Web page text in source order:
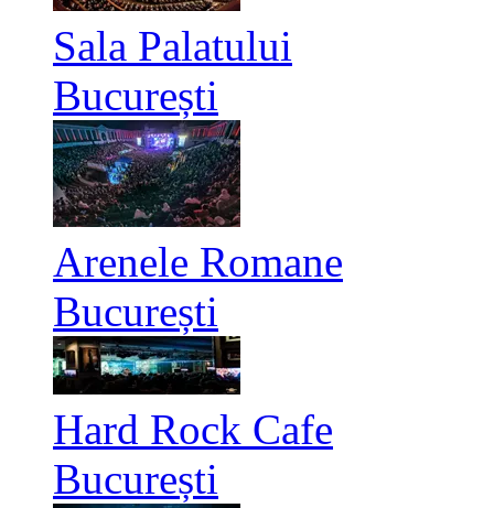
Sala Palatului
București
Arenele Romane
București
Hard Rock Cafe
București